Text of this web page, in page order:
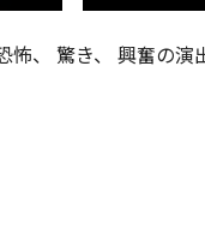
怖、 驚き、 興奮の